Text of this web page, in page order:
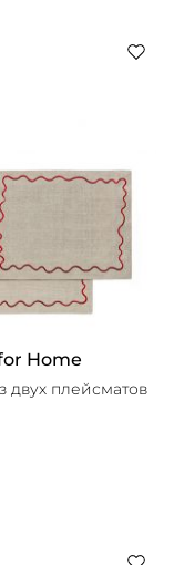
Home
двух плейсматов